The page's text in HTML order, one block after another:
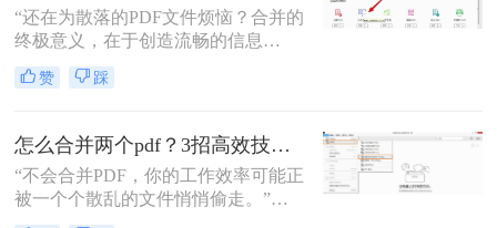
“还在为散落的PDF文件烦恼？合并的
终极意义，在于创造流畅的信息
流。”身为一名深耕电脑办公软件测
评多年的博主，我深知高效处理文档
点。面对数十份零散的PDF——可能
是项目报告的不同章节、分散的合同
附件，或是零散的参考资料
赞 踩
怎么合并两个pdf？3招高效技巧，让你告别杂乱文档！
“不会合并PDF，你的工作效率可能正
被一个个散乱的文件悄悄偷走。”作
为一名从事电脑办公软件测评多年的